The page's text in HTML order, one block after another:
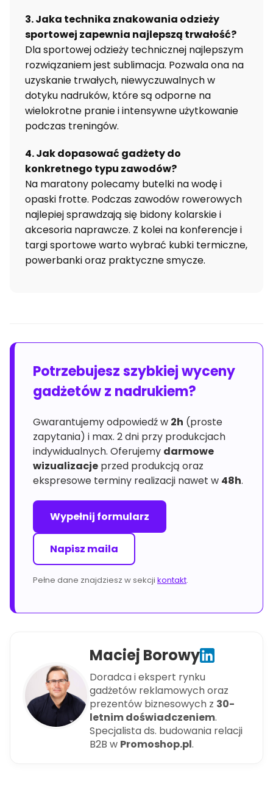
3. Jaka technika znakowania odzieży
sportowej zapewnia najlepszą trwałość?
Dla sportowej odzieży technicznej najlepszym
rozwiązaniem jest sublimacja. Pozwala ona na
uzyskanie trwałych, niewyczuwalnych w
dotyku nadruków, które są odporne na
wielokrotne pranie i intensywne użytkowanie
podczas treningów.
4. Jak dopasować gadżety do
konkretnego typu zawodów?
Na maratony polecamy butelki na wodę i
opaski frotte. Podczas zawodów rowerowych
najlepiej sprawdzają się bidony kolarskie i
akcesoria naprawcze. Z kolei na konferencje i
targi sportowe warto wybrać kubki termiczne,
powerbanki oraz praktyczne smycze.
Potrzebujesz szybkiej wyceny
gadżetów z nadrukiem?
Gwarantujemy odpowiedź w 2h (proste
zapytania) i max. 2 dni przy produkcjach
indywidualnych. Oferujemy darmowe
wizualizacje przed produkcją oraz
ekspresowe terminy realizacji nawet w 48h.
Wypełnij formularz
Napisz maila
Pełne dane znajdziesz w sekcji kontakt.
Maciej Borowy
Doradca i ekspert rynku
gadżetów reklamowych oraz
prezentów biznesowych z 30-
letnim doświadczeniem.
Specjalista ds. budowania relacji
B2B w Promoshop.pl.